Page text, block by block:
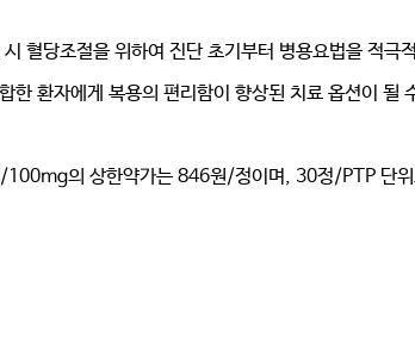
시 혈당조절을 위하여 진단 초기부터 병용요법을 적
한 환자에게 복용의 편리함이 향상된 치료 옵션이
100mg의 상한약가는 846원/정이며, 30정/PTP 단위